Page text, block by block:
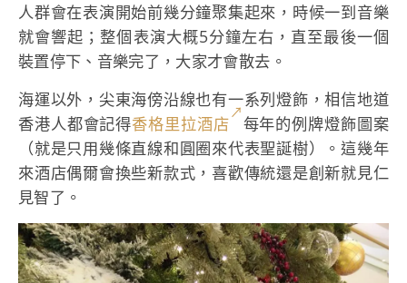
人群會在表演開始前幾分鐘聚集起來，時候一到音樂
就會響起；整個表演大概5分鐘左右，直至最後一個
裝置停下、音樂完了，大家才會散去。
海運以外，尖東海傍沿線也有一系列燈飾，相信地道
香港人都會記得香格里拉酒店
每年的例牌燈飾圖案
（就是只用幾條直線和圓圈來代表聖誕樹）。這幾年
來酒店偶爾會換些新款式，喜歡傳統還是創新就見仁
見智了。